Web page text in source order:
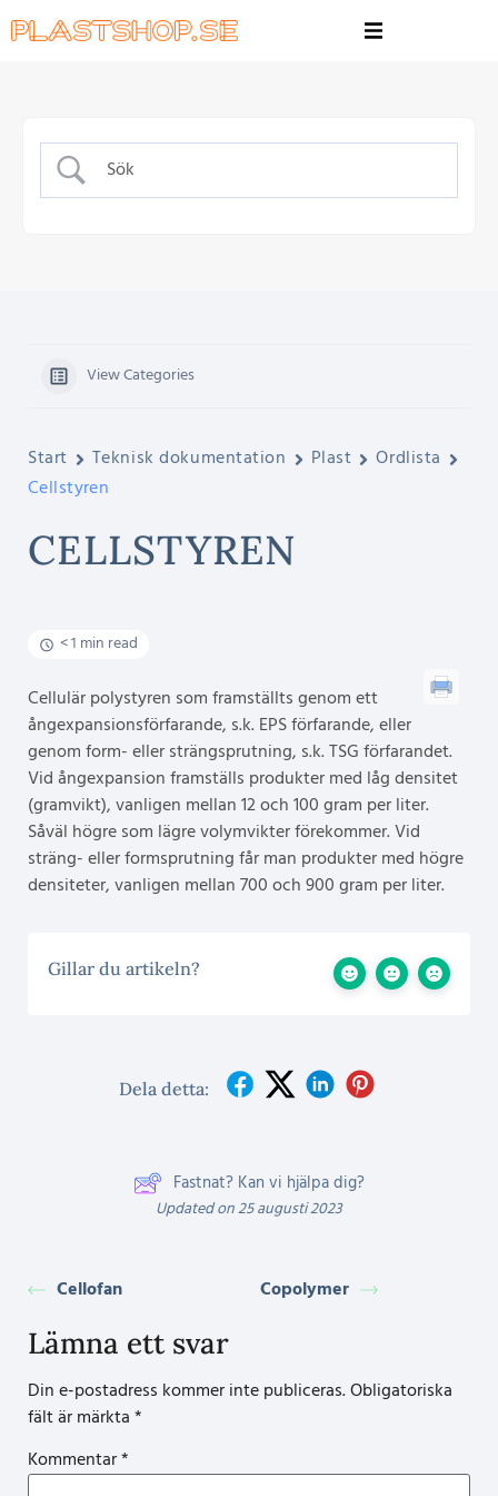
View Categories
Start Teknisk dokumentation Plast
Ordlista
Cellstyren
CELLSTYREN
< 1 min read
Cellulär polystyren som framställts genom ett
ångexpansionsförfarande, s.k. EPS förfarande, eller
genom form- eller strängsprutning, s.k. TSG förfarandet.
Vid ångexpansion framställs produkter med låg densitet
(gramvikt), vanligen mellan 12 och 100 gram per liter.
Såväl högre som lägre volymvikter förekommer. Vid
sträng- eller formsprutning får man produkter med högre
densiteter, vanligen mellan 700 och 900 gram per liter.
Gillar du artikeln?
Dela detta:
Fastnat? Kan vi hjälpa dig?
Updated on 25 augusti 2023
Cellofan Copolymer
Lämna ett svar
Din e-postadress kommer inte publiceras.Obligatoriska
fält är märkta*
Kommentar*